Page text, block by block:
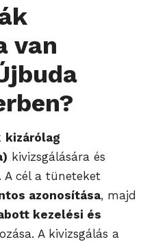
van
kizárólag
kivizsgálására és
A cél a tüneteket
azonosítása, majd
kezelési és
A kivizsgálás a